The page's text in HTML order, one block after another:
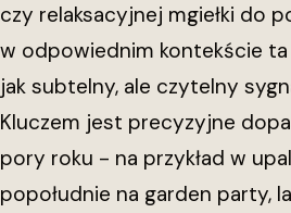
czy relaksacyjnej mgiełki do
w odpowiednim kontekście
jak subtelny, ale czytelny
Kluczem jest precyzyjne
pory roku - na przykład w
popołudnie na garden party,